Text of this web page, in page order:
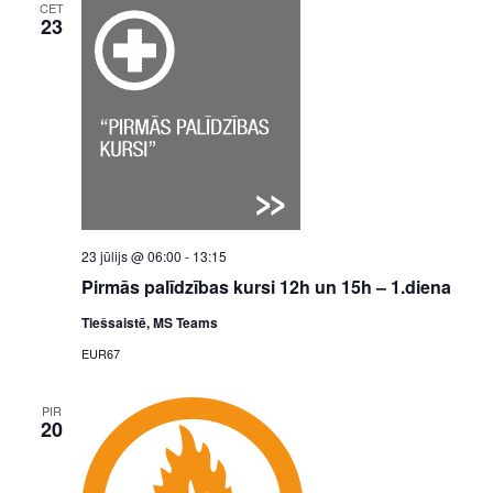
CET
23
Pirmās palīdzības kursi 12h un 15h – 1.diena
23 jūlijs @ 06:00 - 13:15
Tiešsaistē, MS Teams
EUR67
PIR
20